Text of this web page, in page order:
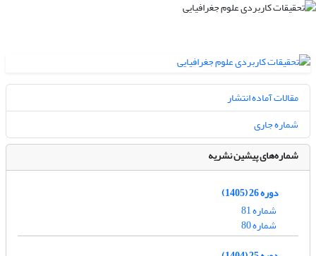
مقالات آماده انتشار
شماره جاری
شماره‌های پیشین نشریه
دوره 26 (1405)
شماره 81
شماره 80